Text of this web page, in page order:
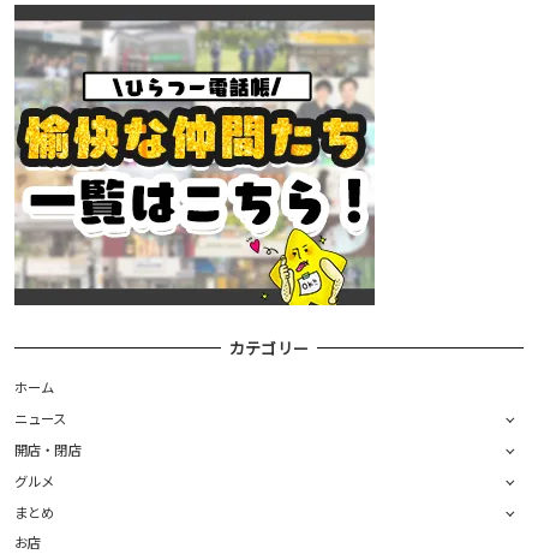
カテゴリー
ホーム
ニュース
開店・閉店
グルメ
まとめ
お店